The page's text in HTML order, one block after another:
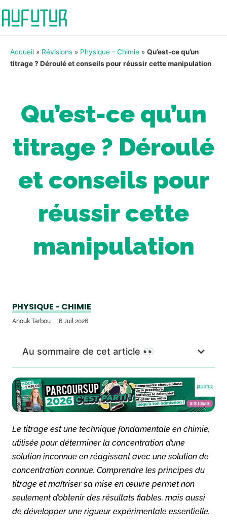
Accueil » Révisions » Physique - Chimie » Qu’est-ce qu’un
titrage ? Déroulé et conseils pour réussir cette manipulation
Qu’est-ce qu’un
titrage ? Déroulé
et conseils pour
réussir cette
manipulation
PHYSIQUE - CHIMIE
Anouk Tarbou 6 Juil 2026
Au sommaire de cet article 👀
Le titrage est une technique fondamentale en chimie,
utilisée pour déterminer la concentration d’une
solution inconnue en réagissant avec une solution de
concentration connue. Comprendre les principes du
titrage et maîtriser sa mise en œuvre permet non
seulement d’obtenir des résultats fiables, mais aussi
de développer une rigueur expérimentale essentielle.